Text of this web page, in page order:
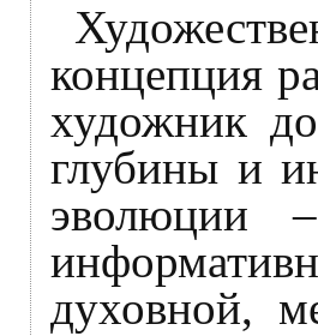
концепция
художник
глубины и
эволюции
духовной,